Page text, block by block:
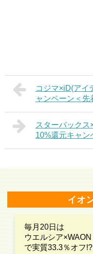
コジマ×iD(アイ
ャンペーン＜先
スターバックス
10%還元キャン
イオ
毎月20日は
ウエルシア
で実質33.3％オフ!?